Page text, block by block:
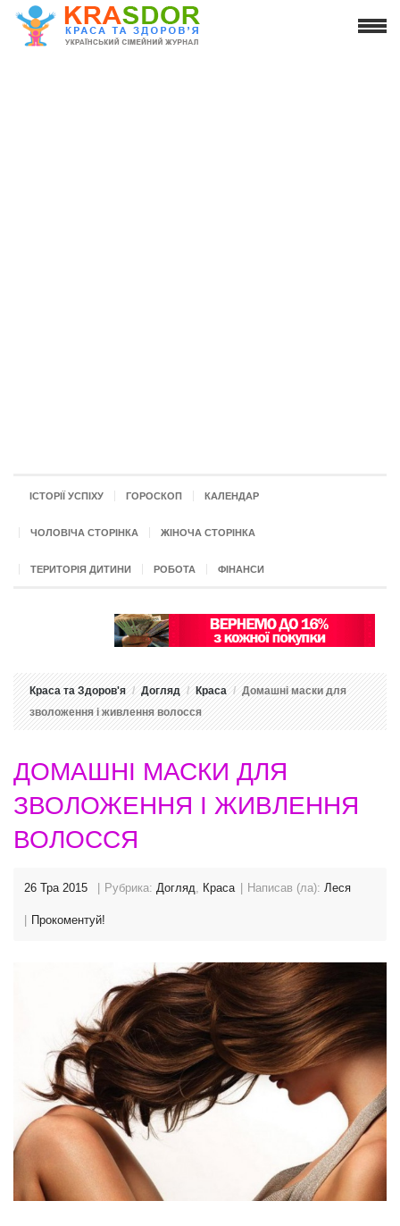
ІСТОРІЇ УСПІХУ ГОРОСКОП КАЛЕНДАР
ЧОЛОВІЧА СТОРІНКА ЖІНОЧА СТОРІНКА
ТЕРИТОРІЯ ДИТИНИ РОБОТА ФІНАНСИ
Краса та Здоров'я Догляд Краса
Домашні маски для
зволоження і живлення волосся
ДОМАШНІ МАСКИ ДЛЯ
ЗВОЛОЖЕННЯ І ЖИВЛЕННЯ
ВОЛОССЯ
26 Тра 2015 Рубрика: Догляд, Краса Написав (ла): Леся
Прокоментуй!